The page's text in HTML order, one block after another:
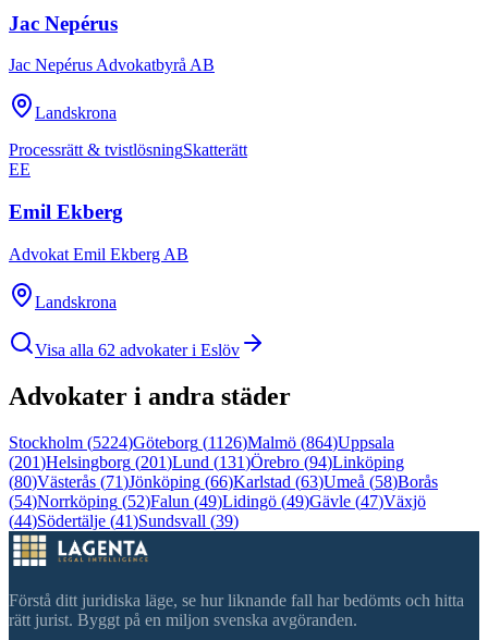
Jac Nepérus
Jac Nepérus Advokatbyrå AB
Landskrona
Processrätt & tvistlösningSkatterätt
EE
Emil Ekberg
Advokat Emil Ekberg AB
Landskrona
Visa alla 62 advokater i Eslöv
Advokater i andra städer
Stockholm (5224)Göteborg (1126)Malmö (864)Uppsala
(201)Helsingborg (201)Lund (131)Örebro (94)Linköping
(80)Västerås (71)Jönköping (66)Karlstad (63)Umeå (58)Borås
(54)Norrköping (52)Falun (49)Lidingö (49)Gävle (47)Växjö
(44)Södertälje (41)Sundsvall (39)
Förstå ditt juridiska läge, se hur liknande fall har bedömts och hitta
rätt jurist. Byggt på en miljon svenska avgöranden.